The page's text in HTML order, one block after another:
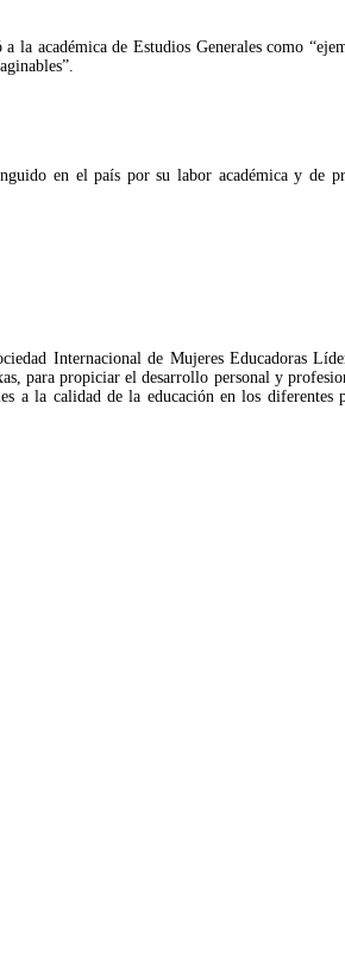
la académica de Estudios Generales como
en el país por su labor académica y de
Internacional de Mujeres Educadoras
para propiciar el desarrollo personal y
a la calidad de la educación en los diferentes